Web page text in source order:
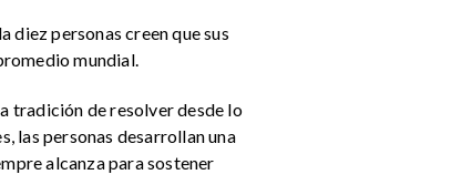
diez personas creen que sus
mundial.
tradición de resolver desde lo
las personas desarrollan una
alcanza para sostener